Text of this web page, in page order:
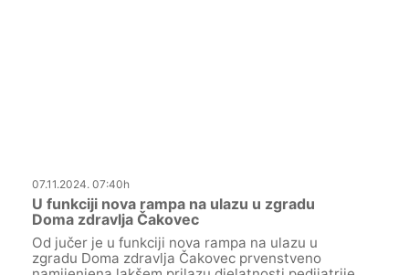
07.11.2024. 07:40h
U funkciji nova rampa na ulazu u zgradu
Doma zdravlja Čakovec
Od jučer je u funkciji nova rampa na ulazu u
zgradu Doma zdravlja Čakovec prvenstveno